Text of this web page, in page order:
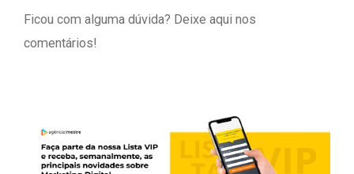
Ficou com alguma dúvida? Deixe aqui nos
comentários!